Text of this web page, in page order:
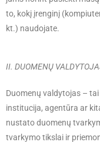
to, kokį įrenginį
kt.) naudojate.
II. DUOMENŲ
Duomenų valdytojas –
institucija, agentūra ar
nustato duomenų
tvarkymo tikslai ir